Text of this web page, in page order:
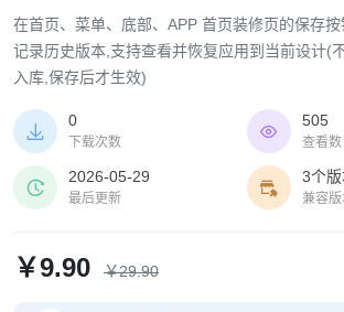
在首页、菜单、底部、APP 首页装修页的保存按
记录历史版本,支持查看并恢复应用到当前设计(
入库,保存后才生效)

0
下载次数

505
查看数

2026-05-29
最后更新

3个
兼容
￥9.90 ￥29.90